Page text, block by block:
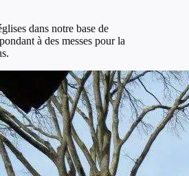
dans notre base de
à des messes pour la